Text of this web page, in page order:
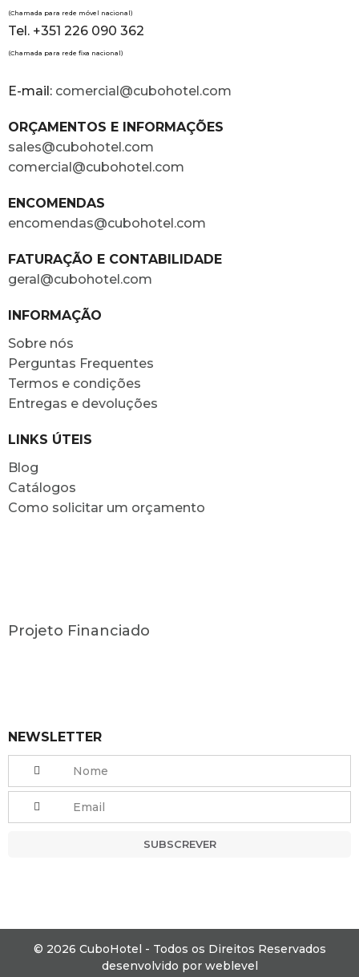
(Chamada para rede móvel nacional)
Tel. +351 226 090 362
(Chamada para rede fixa nacional)
E-mail: comercial@cubohotel.com
ORÇAMENTOS E INFORMAÇÕES
sales@cubohotel.com
comercial@cubohotel.com
ENCOMENDAS
encomendas@cubohotel.com
FATURAÇÃO E CONTABILIDADE
geral@cubohotel.com
INFORMAÇÃO
Sobre nós
Perguntas Frequentes
Termos e condições
Entregas e devoluções
LINKS ÚTEIS
Blog
Catálogos
Como solicitar um orçamento
Projeto Financiado
NEWSLETTER
SUBSCREVER
© 2026 CuboHotel - Todos os Direitos Reservados
desenvolvido por weblevel